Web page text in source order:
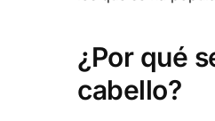
¿Por qué
cabello?